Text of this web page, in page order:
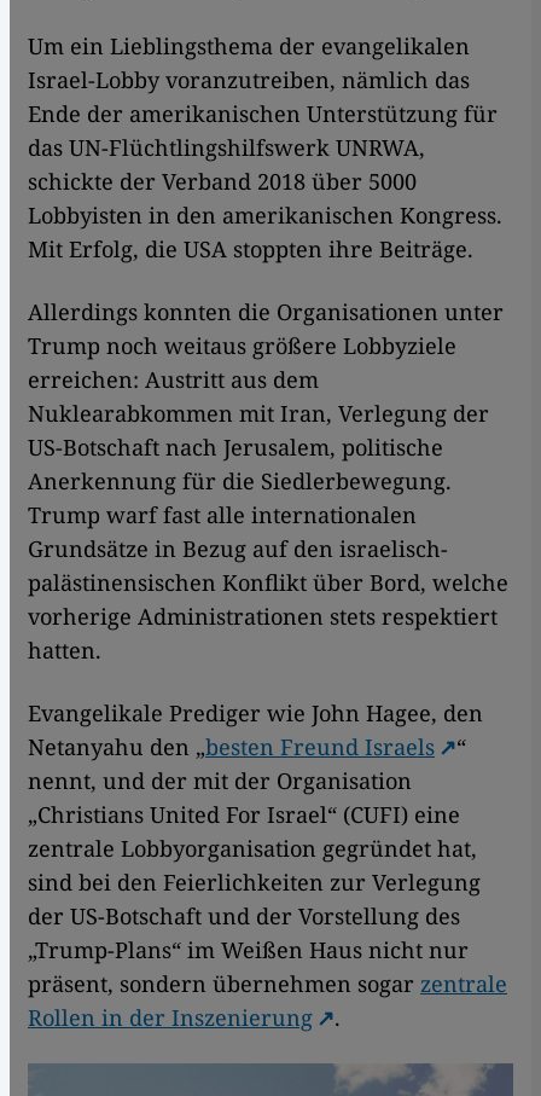
Um ein Lieblingsthema der evangelikalen
Israel-Lobby voranzutreiben, nämlich das
Ende der amerikanischen Unterstützung für
das UN-Flüchtlingshilfswerk UNRWA,
schickte der Verband 2018 über 5000
Lobbyisten in den amerikanischen Kongress.
Mit Erfolg, die USA stoppten ihre Beiträge.
Allerdings konnten die Organisationen unter
Trump noch weitaus größere Lobbyziele
erreichen: Austritt aus dem
Nuklearabkommen mit Iran, Verlegung der
US-Botschaft nach Jerusalem, politische
Anerkennung für die Siedlerbewegung.
Trump warf fast alle internationalen
Grundsätze in Bezug auf den israelisch-
palästinensischen Konflikt über Bord, welche
vorherige Administrationen stets respektiert
hatten.
Evangelikale Prediger wie John Hagee, den
Netanyahu den „besten Freund Israels
“
nennt, und der mit der Organisation
„Christians United For Israel“ (CUFI) eine
zentrale Lobbyorganisation gegründet hat,
sind bei den Feierlichkeiten zur Verlegung
der US-Botschaft und der Vorstellung des
„Trump-Plans“ im Weißen Haus nicht nur
präsent, sondern übernehmen sogar zentrale
Rollen in der Inszenierung
.